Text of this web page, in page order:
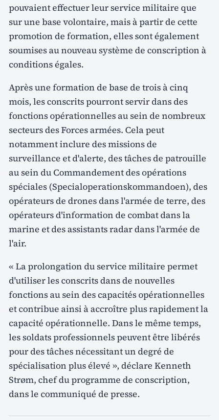
pouvaient effectuer leur service militaire que
sur une base volontaire, mais à partir de cette
promotion de formation, elles sont également
soumises au nouveau système de conscription à
conditions égales.
Après une formation de base de trois à cinq
mois, les conscrits pourront servir dans des
fonctions opérationnelles au sein de nombreux
secteurs des Forces armées. Cela peut
notamment inclure des missions de
surveillance et d'alerte, des tâches de patrouille
au sein du Commandement des opérations
spéciales (Specialoperationskommandoen), des
opérateurs de drones dans l'armée de terre, des
opérateurs d'information de combat dans la
marine et des assistants radar dans l'armée de
l'air.
« La prolongation du service militaire permet
d'utiliser les conscrits dans de nouvelles
fonctions au sein des capacités opérationnelles
et contribue ainsi à accroître plus rapidement la
capacité opérationnelle. Dans le même temps,
les soldats professionnels peuvent être libérés
pour des tâches nécessitant un degré de
spécialisation plus élevé », déclare Kenneth
Strøm, chef du programme de conscription,
dans le communiqué de presse.